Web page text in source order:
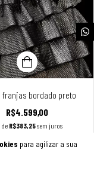
para agilizar a sua
franjas bordado preto
R$4.599,00
de R$383,25sem juros